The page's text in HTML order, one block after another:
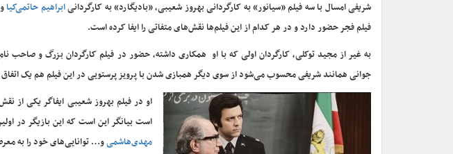
شریفی امسال با سه فیلم «سیانور» به کارگردانی بهروز شعیبی، «بادیگارد» به کارگردانیابراهیم حاتمی‌کیا
فیلم فجر حضور دارد و در هر کدام از این فیلم‌ها نقش‌های متفاتی را ایفا کرده است.
به غیر از مجید توکلی، کارگردان اولی که با او همکاری داشته، حضور در فیلم کارگردان بزرگ و صاحب
جوانی همانند شریفی محسوب می‌شود از سوی دیگر همبازی شدن با پرویز پرستویی در این فیلم هم یک اتفاق
او در فیلم بهروز شعیبی ایفاگر یکی از
است بیانگر این است که این بازیگر در
مهدی‌هاشمیو… توانایی‌های خود را به